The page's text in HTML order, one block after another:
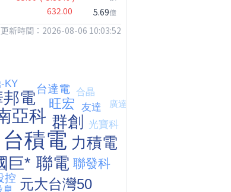
632.00 5.69億
更新時間：2026-08-06 10:03:52